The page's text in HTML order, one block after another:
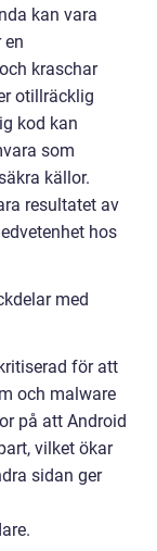
kan vara
en
kraschar
otillräcklig
kod kan
som
källor.
resultatet av
hos
med
för att
och malware
på att Android
vilket ökar
sidan ger